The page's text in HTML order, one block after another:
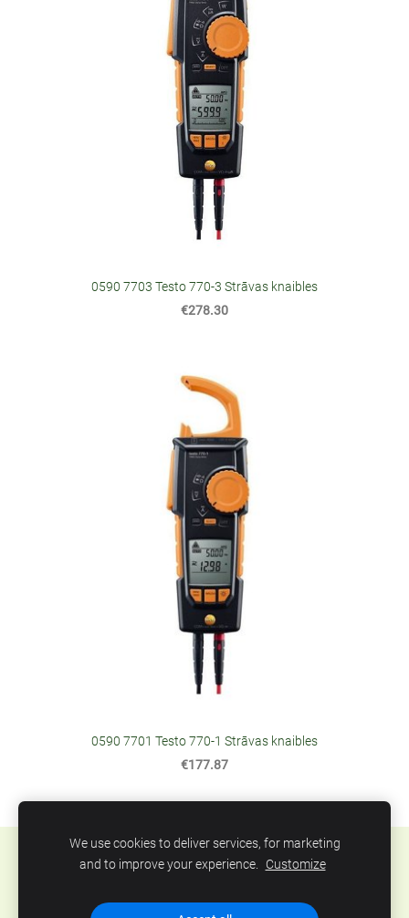
0590 7703 Testo 770-3 Strāvas knaibles
€278.30
0590 7701 Testo 770-1 Strāvas knaibles
€177.87
Sīkdatnes
SIA Abero, Mūkusalas 33, Rīga, Latvija. Tel.: +371
We use cookies to deliver services, for marketing
and to improve your experience. Customize